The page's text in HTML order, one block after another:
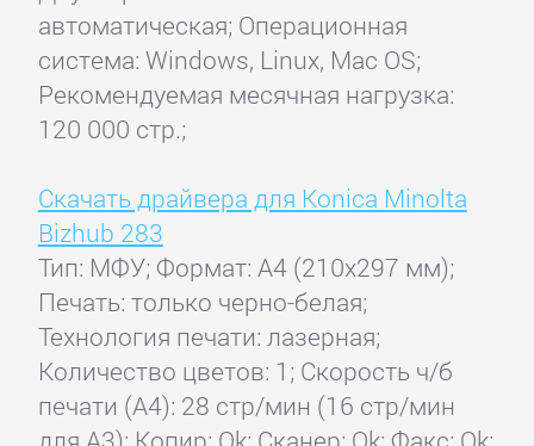
автоматическая; Операционная
система: Windows, Linux, Mac OS;
Рекомендуемая месячная нагрузка:
120 000 стр.;
Скачать драйвера для Konica Minolta
Bizhub 283
Тип: МФУ; Формат: A4 (210x297 мм);
Печать: только черно-белая;
Технология печати: лазерная;
Количество цветов: 1; Скорость ч/б
печати (А4): 28 стр/мин (16 стр/мин